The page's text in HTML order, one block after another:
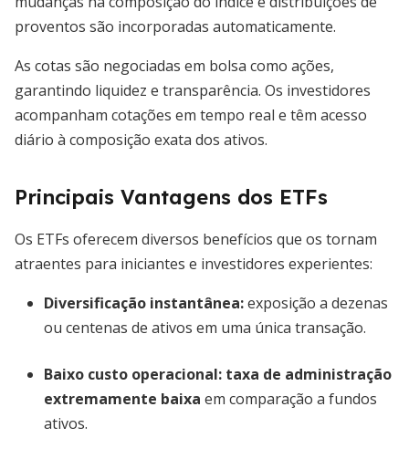
proventos são incorporadas automaticamente.
As cotas são negociadas em bolsa como ações,
garantindo liquidez e transparência. Os investidores
acompanham cotações em tempo real e têm acesso
diário à composição exata dos ativos.
Principais Vantagens dos ETFs
Os ETFs oferecem diversos benefícios que os tornam
atraentes para iniciantes e investidores experientes:
Diversificação instantânea:exposição a dezenas
ou centenas de ativos em uma única transação.
Baixo custo operacional: taxa de administração
extremamente baixa em comparação a fundos
ativos.